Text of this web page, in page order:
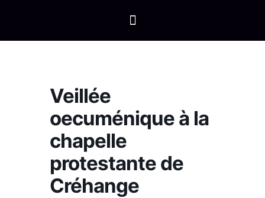
Veillée
oecuménique à la
chapelle
protestante de
Créhange